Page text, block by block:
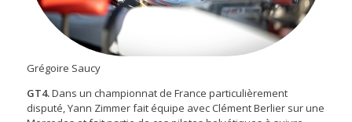
Grégoire Saucy
GT4.Dans un championnat de France particulièrement
disputé, Yann Zimmer fait équipe avec Clément Berlier sur une